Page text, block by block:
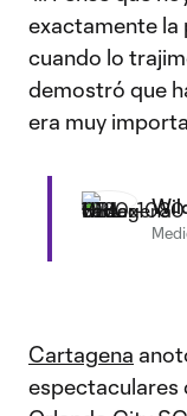
exactamente la
cuando lo
demostró que
era muy
Cartagena
espectaculares